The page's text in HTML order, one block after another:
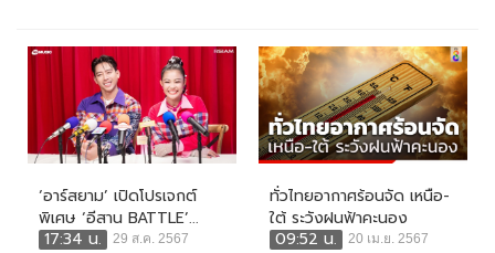
‘อาร์สยาม’ เปิดโปรเจกต์
พิเศษ ‘อีสาน BATTLE’...
17:34 น.
29 ส.ค. 2567
ทั่วไทยอากาศร้อนจัด เหนือ-
ใต้ ระวังฝนฟ้าคะนอง
09:52 น.
20 เม.ย. 2567